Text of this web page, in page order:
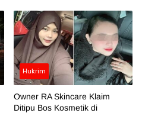
Hukrim
Owner RA Skincare Klaim
Ditipu Bos Kosmetik di